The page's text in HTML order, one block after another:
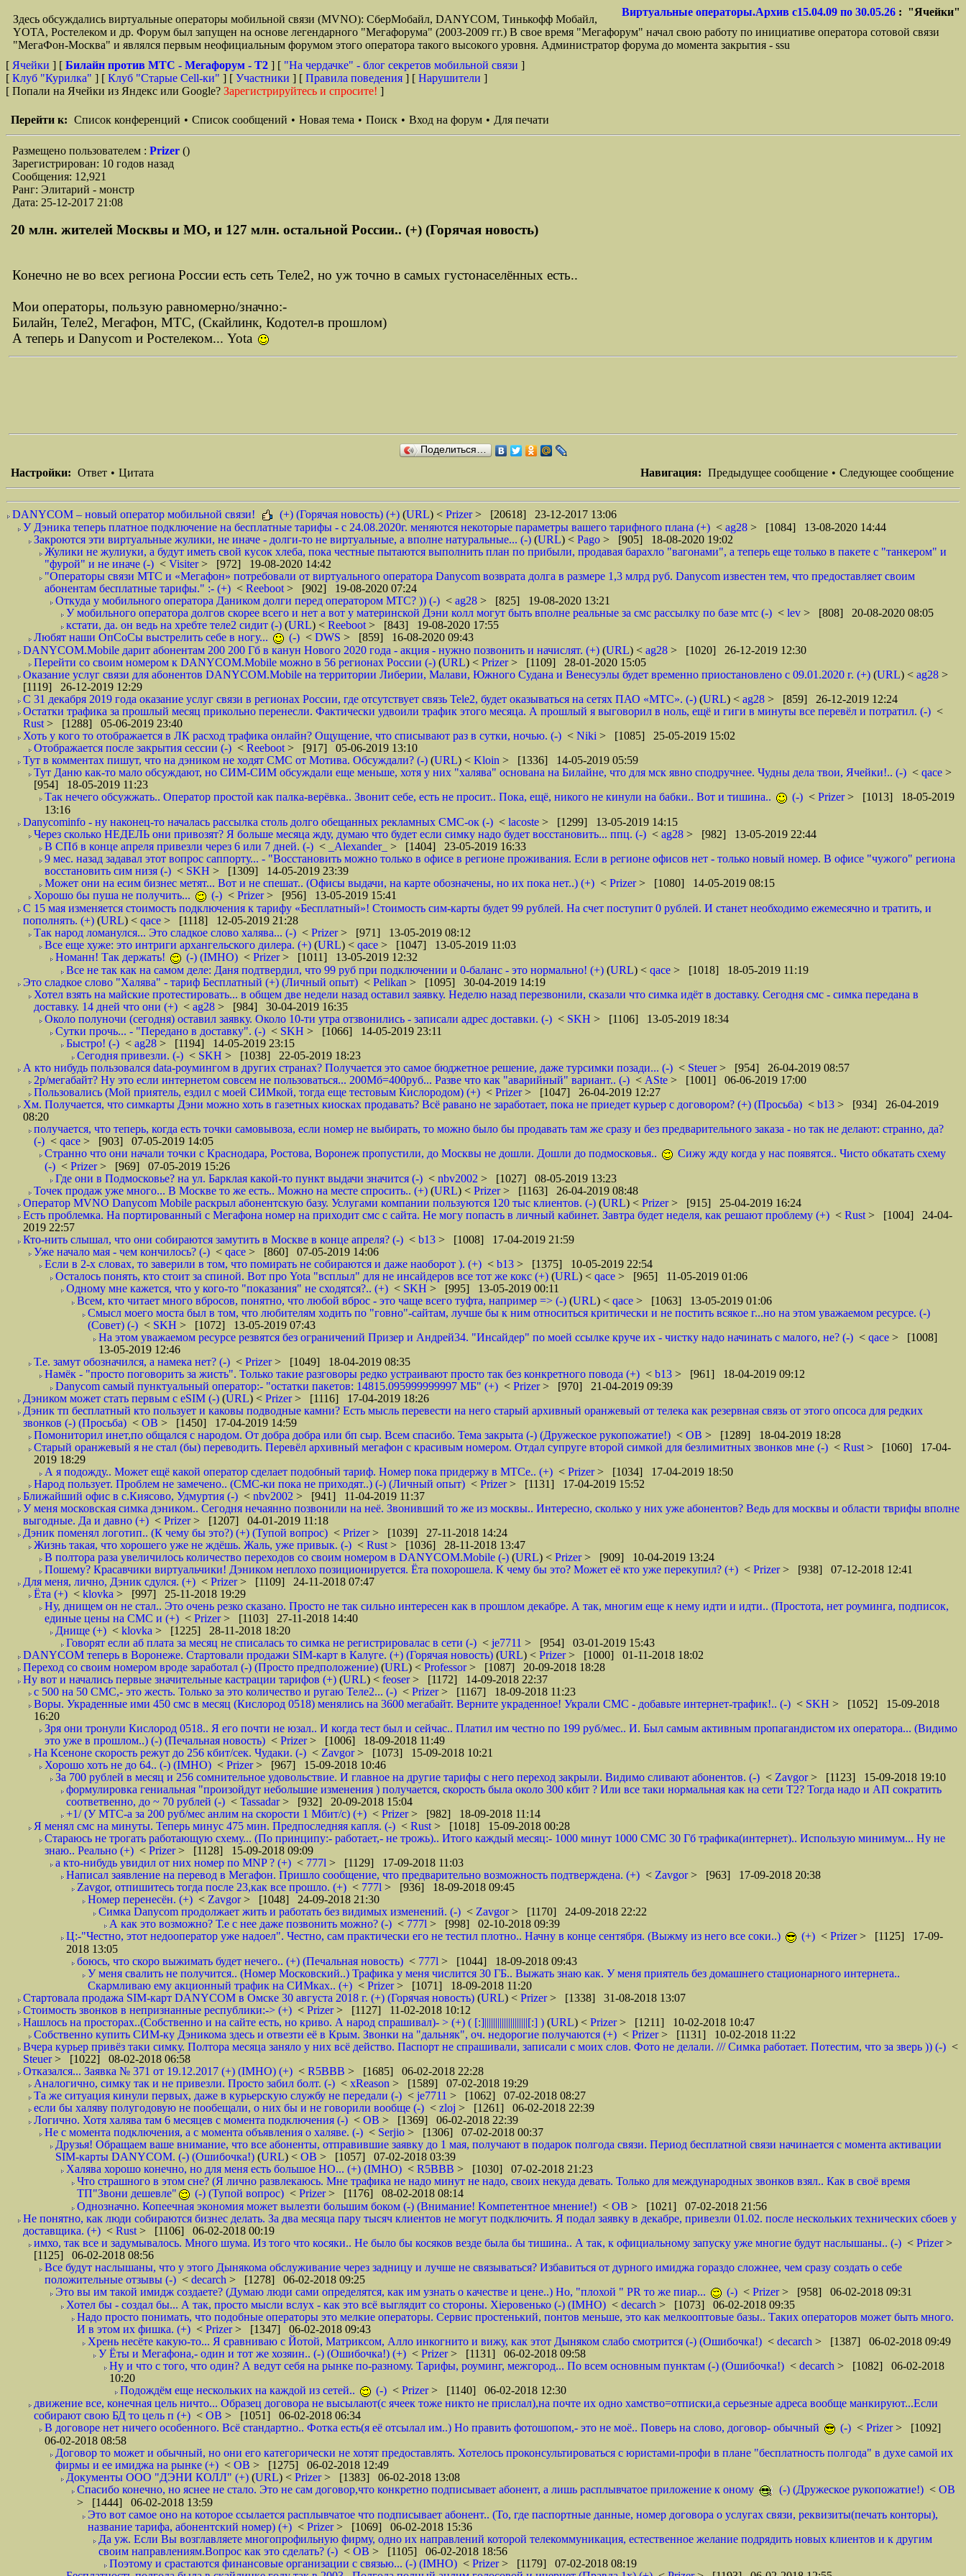
Виртуальные операторы.Архив с15.04.09 по 30.05.26 : "Ячейки"
Здесь обсуждались виртуальные операторы мобильной связи (MVNO): СберМобайл, DANYCOM, Тинькофф Мобайл,
YOTA, Ростелеком и др. Форум был запущен на основе легендарного "Мегафорума" (2003-2009 гг.) В свое время "Мегафорум" начал свою работу по инициативе оператора сотовой связи
"МегаФон-Москва" и являлся первым неофициальным форумом этого оператора такого высокого уровня. Администратор форума до момента закрытия - ssu
[ Ячейки ] [ Билайн против МТС - Мегафорум - T2 ] [ "На чердачке" - блог секретов мобильной связи ]
[ Клуб "Курилка" ] [ Клуб "Старые Сell-ки" ] [ Участники ] [ Правила поведения ] [ Нарушители ]
[ Попали на Ячейки из Яндекс или Google? Зарегистрируйтесь и спросите! ]
Перейти к: Список конференций • Список сообщений • Новая тема • Поиск • Вход на форум • Для печати
Размещено пользователем : Prizer ()
Зарегистрирован: 10 годов назад
Сообщения: 12,921
Ранг: Элитарий - монстр
Дата: 25-12-2017 21:08
20 млн. жителей Москвы и МО, и 127 млн. остальной России.. (+) (Горячая новость)
Конечно не во всех региона России есть сеть Теле2, но уж точно в самых густонаселённых есть..
Мои операторы, пользую равномерно/значно:-
Билайн, Теле2, Мегафон, МТС, (Скайлинк, Кодотел-в прошлом)
А теперь и Danycom и Ростелеком... Yota
Поделиться…
Навигация: Предыдущее сообщение • Следующее сообщение
Настройки: Ответ • Цитата
DANYCOM – новый оператор мобильной связи! (+) (Горячая новость) (+) (URL) < Prizer> [20618] 23-12-2017 13:06
У Дэника теперь платное подключение на бесплатные тарифы - с 24.08.2020г. меняются некоторые параметры вашего тарифного плана (+) < ag28 > [1084] 13-08-2020 14:44
Закроются эти виртуальные жулики, не иначе - долги-то не виртуальные, а вполне натуральные... (-) (URL) < Pago > [905] 18-08-2020 19:02
Жулики не жулиуки, а будут иметь свой кусок хлеба, пока честные пытаются выполнить план по прибыли, продавая барахло "вагонами", а теперь еще только в пакете с "танкером" и
"фурой" и не иначе (-) < Visiter> [972] 19-08-2020 14:42
"Операторы связи МТС и «Мегафон» потребовали от виртуального оператора Danycom возврата долга в размере 1,3 млрд руб. Danycom известен тем, что предоставляет своим
абонентам бесплатные тарифы." :- (+) < Reeboot > [902] 19-08-2020 07:24
Откуда у мобильного оператора Даником долги перед оператором МТС? )) (-) < ag28 > [825] 19-08-2020 13:21
У мобильного оператора долгов скорее всего и нет а вот у материнской Дэни колл могут быть вполне реальные за смс рассылку по базе мтс (-) < lev > [808] 20-08-2020 08:05
кстати, да. он ведь на хребте теле2 сидит (-) (URL) < Reeboot > [843] 19-08-2020 17:55
Любят наши ОпСоСы выстрелить себе в ногу...
(-) < DWS > [859] 16-08-2020 09:43
DANYCOM.Mobile дарит абонентам 200 200 Гб в канун Нового 2020 года - акция - нужно позвонить и начислят. (+) (URL) < ag28 > [1020] 26-12-2019 12:30
Перейти со своим номером к DANYCOM.Mobile можно в 56 регионах России (-) (URL) < Prizer> [1109] 28-01-2020 15:05
Оказание услуг связи для абонентов DANYCOM.Mobile на территории Либерии, Малави, Южного Судана и Венесуэлы будет временно приостановлено с 09.01.2020 г. (+) (URL) < ag28 >
[1119] 26-12-2019 12:29
С 31 декабря 2019 года оказание услуг связи в регионах России, где отсутствует связь Tele2, будет оказываться на сетях ПАО «МТС». (-) (URL) < ag28 > [859] 26-12-2019 12:24
Остатки трафика за прошлый месяц прикольно перенесли. Фактически удвоили трафик этого месяца. А прошлый я выговорил в ноль, ещё и гиги в минуты все перевёл и потратил. (-) <
Rust > [1288] 05-06-2019 23:40
Хоть у кого то отображается в ЛК расход трафика онлайн? Ощущение, что списывают раз в сутки, ночью. (-) < Niki > [1085] 25-05-2019 15:02
Отображается после закрытия сессии (-) < Reeboot > [917] 05-06-2019 13:10
Тут в комментах пишут, что на дэником не ходят СМС от Мотива. Обсуждали? (-) (URL) < Kloin > [1336] 14-05-2019 05:59
Тут Даню как-то мало обсуждают, но СИМ-СИМ обсуждали еще меньше, хотя у них "халява" основана на Билайне, что для мск явно сподручнее. Чудны дела твои, Ячейки!.. (-) < qace >
[954] 18-05-2019 11:23
Так нечего обсужжать.. Оператор простой как палка-верёвка.. Звонит себе, есть не просит.. Пока, ещё, никого не кинули на бабки.. Вот и тишина..
(-) < Prizer> [1013] 18-05-2019
13:16
Danycominfo - ну наконец-то началась рассылка столь долго обещанных рекламных СМС-ок (-) < lacoste > [1299] 13-05-2019 14:15
Через сколько НЕДЕЛЬ они привозят? Я больше месяца жду, думаю что будет если симку надо будет восстановить... ппц. (-) < ag28 > [982] 13-05-2019 22:44
В СПб в конце апреля привезли через 6 или 7 дней. (-) < _Alexander_ > [1404] 23-05-2019 16:33
9 мес. назад задавал этот вопрос саппорту... - "Восстановить можно только в офисе в регионе проживания. Если в регионе офисов нет - только новый номер. В офисе "чужого" региона
восстановить сим низя (-) < SKH > [1309] 14-05-2019 23:39
Может они на есим бизнес метят... Вот и не спешат.. (Офисы выдачи, на карте обозначены, но их пока нет..) (+) < Prizer> [1080] 14-05-2019 08:15
Хорошо бы пуша не получить...
(-) < Prizer> [956] 13-05-2019 15:41
С 15 мая изменяется стоимость подключения к тарифу «Бесплатный»! Стоимость сим-карты будет 99 рублей. На счет поступит 0 рублей. И станет необходимо ежемесячно и тратить, и
пополнять. (+) (URL) < qace > [1118] 12-05-2019 21:28
Так народ ломанулся... Это сладкое слово халява... (-) < Prizer> [971] 13-05-2019 08:12
Все еще хуже: это интриги архангельского дилера. (+) (URL) < qace > [1047] 13-05-2019 11:03
Номанн! Так держать!
(-) (IMHO) < Prizer> [1011] 13-05-2019 12:32
Все не так как на самом деле: Даня подтвердил, что 99 руб при подключении и 0-баланс - это нормально! (+) (URL) < qace > [1018] 18-05-2019 11:19
Это сладкое слово "Халява" - тариф Бесплатный (+) (Личный опыт) < Pelikan > [1095] 30-04-2019 14:19
Хотел взять на майские протестировать... в общем две недели назад оставил заявку. Неделю назад перезвонили, сказали что симка идёт в доставку. Сегодня смс - симка передана в
доставку. 14 дней что они (+) < ag28 > [984] 30-04-2019 16:35
Около полуночи (сегодня) оставил заявку. Около 10-ти утра отзвонились - записали адрес доставки. (-) < SKH > [1106] 13-05-2019 18:34
Сутки прочь... - "Передано в доставку". (-) < SKH > [1066] 14-05-2019 23:11
Быстро! (-) < ag28 > [1194] 14-05-2019 23:15
Сегодня привезли. (-) < SKH > [1038] 22-05-2019 18:23
А кто нибудь пользовался data-роумингом в других странах? Получается это самое бюджетное решение, даже турсимки позади... (-) < Steuer> [954] 26-04-2019 08:57
2р/мегабайт? Ну это если интернетом совсем не пользоваться... 200Мб=400руб... Разве что как "аварийный" вариант.. (-) < ASte > [1001] 06-06-2019 17:00
Пользовались (Мой приятель, ездил с моей СИМкой, тогда еще тестовым Кислородом) (+) < Prizer> [1047] 26-04-2019 12:27
Хм. Получается, что симкарты Дэни можно хоть в газетных киосках продавать? Всё равано не заработает, пока не приедет курьер с договором? (+) (Просьба) < b13 > [934] 26-04-2019
08:20
получается, что теперь, когда есть точки самовывоза, если номер не выбирать, то можно было бы продавать там же сразу и без предварительного заказа - но так не делают: странно, да?
(-) < qace > [903] 07-05-2019 14:05
Странно что они начали точки с Краснодара, Ростова, Воронеж пропустили, до Москвы не дошли. Дошли до подмосковья..
Сижу жду когда у нас появятся.. Чисто обкатать схему
(-) < Prizer> [969] 07-05-2019 15:26
Где они в Подмосковье? на ул. Барклая какой-то пункт выдачи значится (-) < nbv2002 > [1027] 08-05-2019 13:23
Точек продаж уже много... В Москве то же есть.. Можно на месте спросить.. (+) (URL) < Prizer> [1163] 26-04-2019 08:48
Оператор MVNO Danycom Mobile раскрыл абонентскую базу. Услугами компании пользуются 120 тыс клиентов. (-) (URL) < Prizer> [915] 25-04-2019 16:24
Есть проблемка. На портированный с Мегафона номер на приходит смс с сайта. Не могу попасть в личный кабинет. Завтра будет неделя, как решают проблему (+) < Rust > [1004] 24-04-
2019 22:57
Кто-нить слышал, что они собираются замутить в Москве в конце апреля? (-) < b13 > [1008] 17-04-2019 21:59
Уже начало мая - чем кончилось? (-) < qace > [860] 07-05-2019 14:06
Если в 2-х словах, то заверили в том, что помирать не собираются и даже наоборот ). (+) < b13 > [1375] 10-05-2019 22:54
Осталось понять, кто стоит за спиной. Вот про Yota "всплыл" для не инсайдеров все тот же кокс (+) (URL) < qace > [965] 11-05-2019 01:06
Одному мне кажется, что у кого-то "показания" не сходятся?.. (+) < SKH > [995] 13-05-2019 00:11
Всем, кто читает много вбросов, понятно, что любой вброс - это чаще всего туфта, например => (-) (URL) < qace > [1063] 13-05-2019 01:06
Смысл моего моста был в том, что любителям ходить по "говно"-сайтам, лучше бы к ним относиться критически и не постить всякое г...но на этом уважаемом ресурсе. (-)
(Совет) (-) < SKH > [1072] 13-05-2019 07:43
На этом уважаемом ресурсе резвятся без ограничений Призер и Андрей34. "Инсайдер" по моей ссылке круче их - чистку надо начинать с малого, не? (-) < qace > [1008]
13-05-2019 12:46
Т.е. замут обозначился, а намека нет? (-) < Prizer> [1049] 18-04-2019 08:35
Намёк - "просто поговорить за жисть". Только такие разговоры редко устраивают просто так без конкретного повода (+) < b13 > [961] 18-04-2019 09:12
Danycom самый пунктуальный оператор:- "остатки пакетов: 14815.095999999997 МБ" (+) < Prizer> [970] 21-04-2019 09:39
Дэником может стать первым с еSIM (-) (URL) < Prizer> [1116] 17-04-2019 18:26
Дэник тп бесплатный кто пользует и каковы подводные камни? Есть мысль перевести на него старый архивный оранжевый от телека как резервная связь от этого опсоса для редких
звонков (-) (Просьба) < ОВ > [1450] 17-04-2019 14:59
Помониторил инет,по общался с народом. От добра добра или бп сыр. Всем спасибо. Тема закрыта (-) (Дружеское рукопожатие!) < ОВ > [1289] 18-04-2019 18:28
Старый оранжевый я не стал (бы) переводить. Перевёл архивный мегафон с красивым номером. Отдал супруге второй симкой для безлимитных звонков мне (-) < Rust > [1060] 17-04-
2019 18:29
А я подожду.. Может ещё какой оператор сделает подобный тариф. Номер пока придержу в МТСе.. (+) < Prizer> [1034] 17-04-2019 18:50
Народ пользует. Проблем не замечено.. (СМС-ки пока не приходят..) (-) (Личный опыт) < Prizer> [1131] 17-04-2019 15:52
Ближайший офис в с.Киясово, Удмуртия (-) < nbv2002 > [941] 11-04-2019 11:37
У меня московская симка дэником.. Сегодня нечаянно позвонили на неё. Звонивший то же из москвы.. Интересно, сколько у них уже абонентов? Ведь для москвы и области тврифы вполне
выгодные. Да и давно (+) < Prizer> [1207] 04-01-2019 11:18
Дэник поменял логотип.. (К чему бы это?) (+) (Тупой вопрос) < Prizer> [1039] 27-11-2018 14:24
Жизнь такая, что хорошего уже не ждёшь. Жаль, уже привык. (-) < Rust > [1036] 28-11-2018 13:47
В полтора раза увеличилось количество переходов со своим номером в DANYCOM.Mobile (-) (URL) < Prizer> [909] 10-04-2019 13:24
Пошему? Красавчики виртуальчики! Дэником неплохо позиционируется. Ёта похорошела. К чему бы это? Может её кто уже перекупил? (+) < Prizer> [938] 07-12-2018 12:41
Для меня, лично, Дэник сдулся. (+) < Prizer> [1109] 24-11-2018 07:47
Ёта (+) < klovka > [997] 25-11-2018 19:29
Ну, днищем он не стал.. Это очень резко сказано. Просто не так сильно интересен как в прошлом декабре. А так, многим еще к нему идти и идти.. (Простота, нет роуминга, подписок,
единые цены на СМС и (+) < Prizer> [1103] 27-11-2018 14:40
Днище (+) < klovka > [1225] 28-11-2018 18:20
Говорят если аб плата за месяц не списалась то симка не регистрировалас в сети (-) < je7711 > [954] 03-01-2019 15:43
DANYCOM теперь в Воронеже. Стартовали продажи SIM-карт в Калуге. (+) (Горячая новость) (URL) < Prizer> [1000] 01-11-2018 18:02
Переход со своим номером вроде заработал (-) (Просто предположение) (URL) < Professor> [1087] 20-09-2018 18:28
Ну вот и начались первые значительные кастрации тарифов (+) (URL) < feoser> [1172] 14-09-2018 22:37
с 500 на 50 СМС,- это жесть. Только за это количество и ругаю Теле2... (-) < Prizer> [1167] 18-09-2018 11:23
Воры. Украденные ими 450 смс в месяц (Кислород 0518) менялись на 3600 мегабайт. Верните украденное! Украли СМС - добавьте интернет-трафик!.. (-) < SKH > [1052] 15-09-2018
16:20
Зря они тронули Кислород 0518.. Я его почти не юзал.. И когда тест был и сейчас.. Платил им честно по 199 руб/мес.. И. Был самым активным пропагандистом их оператора... (Видимо
это уже в прошлом..) (-) (Печальная новость) < Prizer> [1006] 18-09-2018 11:49
На Ксеноне скорость режут до 256 кбит/сек. Чудаки. (-) < Zavgor> [1073] 15-09-2018 10:21
Хорошо хоть не до 64.. (-) (IMHO) < Prizer> [967] 15-09-2018 10:46
За 700 рублей в месяц и 256 сомнительное удовольствие. И главное на другие тарифы с него переход закрыли. Видимо сливают абонентов. (-) < Zavgor> [1123] 15-09-2018 19:10
формулировка гениальная "произойдут небольшие изменения ) получается, скорость была около 300 кбит ? Или все таки нормальная как на сети Т2? Тогда надо и АП сократить
соответвенно, до ~ 70 рублей (-) < Tassadar> [932] 20-09-2018 15:04
+1/ (У МТС-а за 200 руб/мес анлим на скорости 1 Мбит/с) (+) < Prizer> [982] 18-09-2018 11:14
Я менял смс на минуты. Теперь минус 475 мин. Предпоследняя капля. (-) < Rust > [1018] 15-09-2018 00:28
Стараюсь не трогать работающую схему... (По принципу:- работает,- не трожь).. Итого каждый месяц:- 1000 минут 1000 СМС 30 Гб трафика(интернет).. Использую минимум... Ну не
знаю.. Реально (+) < Prizer> [1128] 15-09-2018 09:09
а кто-нибудь увидил от них номер по MNP ? (+) < 777l > [1129] 17-09-2018 11:03
Написал заявление на перевод в Мегафон. Пришло сообщение, что предварительно возможность подтверждена. (+) < Zavgor> [963] 17-09-2018 20:38
Zavgor, отпишитесь тогда после 23,как все прошло. (+) < 777l > [936] 18-09-2018 09:45
Номер перенесён. (+) < Zavgor> [1048] 24-09-2018 21:30
Симка Danycom продолжает жить и работать без видимых изменений. (-) < Zavgor> [1170] 24-09-2018 22:22
А как это возможно? Т.е с нее даже позвонить можно? (-) < 777l > [998] 02-10-2018 09:39
Ц:-"Честно, этот недооператор уже надоел". Честно, сам практически его не тестил плотно.. Начну в конце сентября. (Выжму из него все соки..)
(+) < Prizer> [1125] 17-09-
2018 13:05
боюсь, что скоро выжимать будет нечего.. (+) (Печальная новость) < 777l > [1044] 18-09-2018 09:43
У меня свалить не получится.. (Номер Московский..) Трафика у меня числится 30 ГБ.. Выжать знаю как. У меня приятель без домашнего стационарного интернета..
Скармливаю ему акционный трафик на СИМках.. (+) < Prizer> [1071] 18-09-2018 11:20
Стартовала продажа SIM-карт DANYCOM в Омске 30 августа 2018 г. (+) (Горячая новость) (URL) < Prizer> [1338] 31-08-2018 13:07
Стоимость звонков в непризнанные республики:-> (+) < Prizer> [1127] 11-02-2018 10:12
Нашлось на просторах..(Собственно и на сайте есть, но криво. А народ спрашивал)- > (+) ( [:]||||||||||||||||||||[:] ) (URL) < Prizer> [1211] 10-02-2018 10:47
Собственно купить СИМ-ку Дэникома здесь и отвезти её в Крым. Звонки на "дальняк", оч. недорогие получаются (+) < Prizer> [1131] 10-02-2018 11:22
Вчера курьер привёз таки симку. Полтора месяца заняло у них всё действо. Паспорт не спрашивали, записали с моих слов. Фото не делали. /// Симка работает. Потестим, что за зверь )) (-) <
Steuer> [1022] 08-02-2018 06:58
Отказался... Заявка № 371 от 19.12.2017 (+) (IMHO) (+) < R5BBB > [1685] 06-02-2018 22:28
Аналогично, симку так и не привезли. Просто забил болт. (-) < xReason > [1589] 07-02-2018 19:29
Та же ситуация кинули первых, даже в курьерскую службу не передали (-) < je7711 > [1062] 07-02-2018 08:27
если бы халяву полугодовую не пообещали, о них бы и не говорили вообще (-) < zloj > [1261] 06-02-2018 22:39
Логично. Хотя халява там 6 месяцев с момента подключения (-) < ОВ > [1369] 06-02-2018 22:39
Не с момента подключения, а с момента объявления о халяве. (-) < Serjio > [1306] 07-02-2018 00:37
Друзья! Обращаем ваше внимание, что все абоненты, отправившие заявку до 1 мая, получают в подарок полгода связи. Период бесплатной связи начинается с момента активации
SIM-карты DANYCOM. (-) (Ошибочка!) (URL) < ОВ > [1057] 07-02-2018 03:39
Халява хорошо конечно, но для меня есть большое НО... (+) (IMHO) < R5BBB > [1030] 07-02-2018 21:23
Что страшного в этом сне? (Я лично развлекаюсь. Мне трафика не надо минут не надо, своих некуда девать. Только для международных звонков взял.. Как в своё время
ТП"Звони дешевле"
(-) (Тупой вопрос) < Prizer> [1176] 08-02-2018 08:14
Однозначно. Копеечная экономия может вылезти большим боком (-) (Внимание! Kомпетентное мнение!) < ОВ > [1021] 07-02-2018 21:56
Не понятно, как люди собираются бизнес делать. За два месяца пару тысяч клиентов не могут подключить. Я подал заявку в декабре, привезли 01.02. после нескольких технических сбоев у
доставщика. (+) < Rust > [1106] 06-02-2018 00:19
имхо, так все и задумывалось. Много шума. Из того что косяки.. Не было бы косяков везде была бы тишина.. А так, к официальному запуску уже многие будут наслышаны.. (-) < Prizer>
[1125] 06-02-2018 08:56
Все будут наслышаны, что у этого Дынякома обслуживание через задницу и лучше не связываться? Избавиться от дурного имиджа гораздо сложнее, чем сразу создать о себе
положительные отзывы (-) < decarch > [1278] 06-02-2018 09:25
Это вы им такой имидж создаете? (Думаю люди сами определятся, как им узнать о качестве и цене..) Но, "плохой " PR то же пиар...
(-) < Prizer> [958] 06-02-2018 09:31
Хотел бы - создал бы... А так, просто мысли вслух - как это всё выглядит со стороны. Хieровенько (-) (IMHO) < decarch > [1073] 06-02-2018 09:35
Надо просто понимать, что подобные операторы это мелкие операторы. Сервис простенький, понтов меньше, это как мелкооптовые базы.. Таких операторов может быть много.
И в этом их фишка. (+) < Prizer> [1347] 06-02-2018 09:43
Хрень несёте какую-то... Я сравниваю с Йотой, Матриксом, Алло инкогнито и вижу, как этот Дыняком слабо смотрится (-) (Ошибочка!) < decarch > [1387] 06-02-2018 09:49
У Ёты и Мегафона,- один и тот же хозяин.. (-) (Ошибочка!) (+) < Prizer> [1131] 06-02-2018 09:58
Ну и что с того, что один? А ведут себя на рынке по-разному. Тарифы, роуминг, межгород... По всем основным пунктам (-) (Ошибочка!) < decarch > [1082] 06-02-2018
10:20
Подождём еще нескольких на каждой из сетей..
(-) < Prizer> [1140] 06-02-2018 12:30
движение все, конечная цель ничто... Образец договора не высылают(с ячеек тоже никто не прислал),на почте их одно хамство=отписки,а серьезные адреса вообще манкируют...Если
собирают свою БД то цель п (+) < ОВ > [1051] 06-02-2018 06:34
В договоре нет ничего особенного. Всё стандартно.. Фотка есть(я её отсылал им..) Но править фотошопом,- это не моё.. Поверь на слово, договор- обычный
(-) < Prizer> [1092]
06-02-2018 08:58
Договор то может и обычный, но они его категорически не хотят предоставлять. Хотелось проконсультироваться с юристами-профи в плане "бесплатность полгода" в духе самой их
фирмы и ее имиджа на рынке (+) < ОВ > [1275] 06-02-2018 12:49
Документы ООО "ДЭНИ КОЛЛ" (+) (URL) < Prizer> [1383] 06-02-2018 13:08
Спасибо конечно, но яснее не стало. Это не сам договор,что конкретно подписывает абонент, а лишь расплывчатое приложение к оному
(-) (Дружеское рукопожатие!) < ОВ
> [1444] 06-02-2018 13:59
Это вот самое оно на которое ссылается расплывчатое что подписывает абонент.. (То, где паспортные данные, номер договора о услугах связи, реквизиты(печать конторы),
название тарифа, абонентский номер) (+) < Prizer> [1069] 06-02-2018 15:36
Да уж. Если Вы возглавляете многопрофильную фирму, одно их направлений которой телекоммуникация, естественное желание подрядить новых клиентов и к другим
своим направлениям.Вопрос как это сделать? (-) < ОВ > [1105] 06-02-2018 18:56
Поэтому и срастаются финансовые организации с связью... (-) (IMHO) < Prizer> [1179] 07-02-2018 08:19